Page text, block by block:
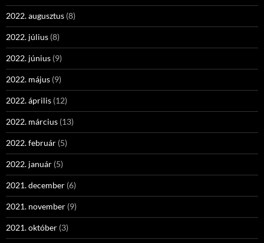
2022. augusztus (8)
2022. július (8)
2022. június (9)
2022. május (9)
2022. április (12)
2022. március (13)
2022. február (5)
2022. január (5)
2021. december (6)
2021. november (9)
2021. október (3)